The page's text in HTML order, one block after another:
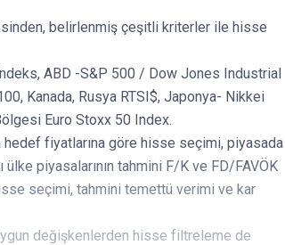
belirlenmiş çeşitli kriterler ile hisse
ABD -S&P 500 / Dow Jones Industrial
Kanada, Rusya RTSI$, Japonya- Nikkei
Euro Stoxx 50 Index.
hedef fiyatlarına göre hisse seçimi, piyasada
piyasalarının tahmini F/K ve FD/FAVÖK
seçimi, tahmini temettü verimi ve kar
değişkenlerden hisse filtreleme de